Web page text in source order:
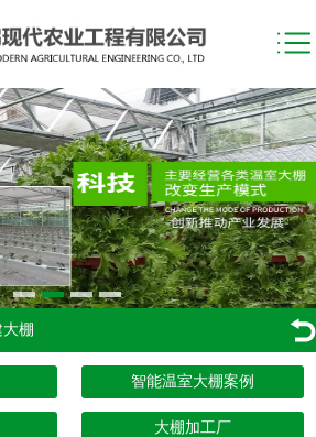
棚
智能温室大棚案例
大棚加工厂